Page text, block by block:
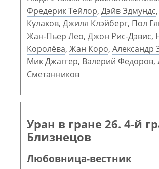
Фредерик Тейлор, Дэйв Эдмундс,
Кулаков, Джилл Клэйберг, Пол
Жан-Пьер Лео, Джон Рис-Дэвис,
Королёва, Жан Коро, Александр
Мик Джаггер, Валерий Федоров,
Сметанников
Уран в гране 26. 4-й
Близнецов
Любовница-вестник